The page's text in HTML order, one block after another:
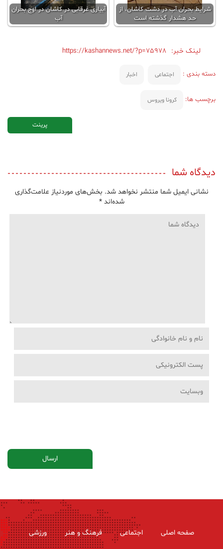
شرایط بحران آب در دشت کاشان، از
حد هشدار گذشته است
آبیاری غرقابی در کاشان در اوج بحران
آب
لینک خبر: https://kashannews.net/?p=75978
دسته بندی : اجتماعی اخبار
برچسب ها: کرونا ویروس
پرینت
دیدگاه شما
نشانی ایمیل شما منتشر نخواهد شد. بخش‌های موردنیاز علامت‌گذاری
شده‌اند*
صفحه اصلی اجتماعی فرهنگ و هنر ورزشی